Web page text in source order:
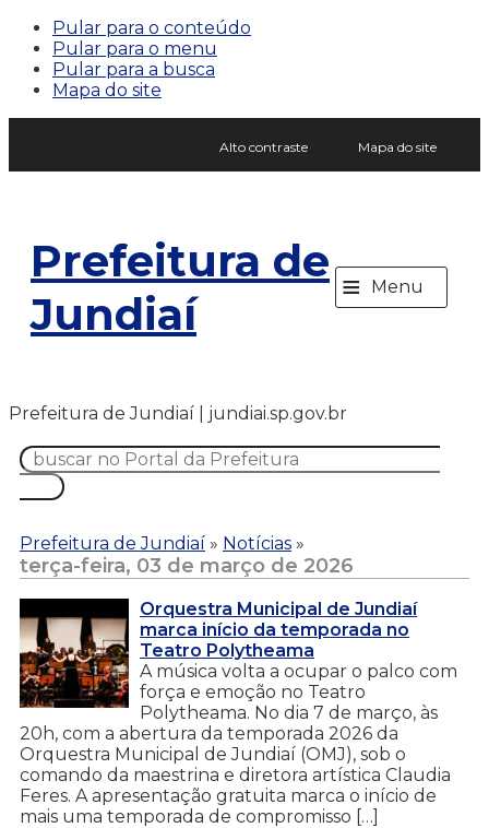
Pular para o conteúdo
Pular para o menu
Pular para a busca
Mapa do site
Alto contraste Mapa do site
Prefeitura de
Jundiaí
≡ Menu
Prefeitura de Jundiaí | jundiai.sp.gov.br
Prefeitura de Jundiaí » Notícias »
terça-feira, 03 de março de 2026
Orquestra Municipal de Jundiaí
marca início da temporada no
Teatro Polytheama
A música volta a ocupar o palco com
força e emoção no Teatro
Polytheama. No dia 7 de março, às
20h, com a abertura da temporada 2026 da
Orquestra Municipal de Jundiaí (OMJ), sob o
comando da maestrina e diretora artística Claudia
Feres. A apresentação gratuita marca o início de
mais uma temporada de compromisso […]